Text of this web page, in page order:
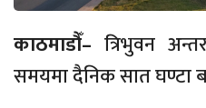
काठमाडौँ– त्रिभुवन
समयमा दैनिक सात घण्टा